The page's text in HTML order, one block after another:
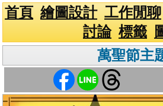
首頁 繪圖設計 工作閒聊
討論 標籤
萬聖節主